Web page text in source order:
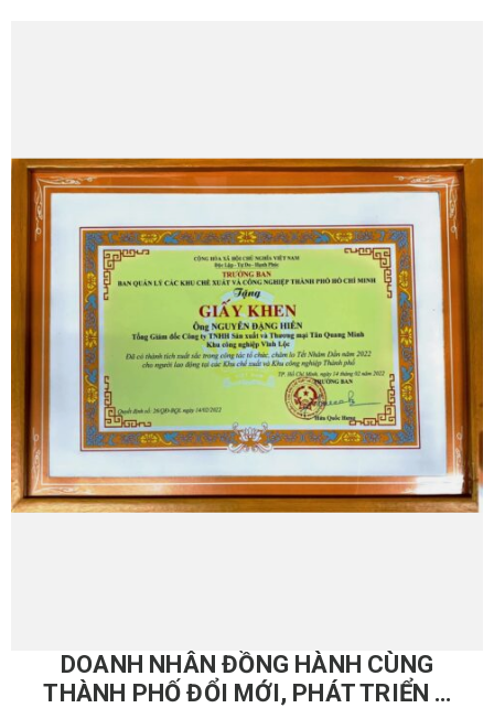
DOANH NHÂN ĐỒNG HÀNH CÙNG
THÀNH PHỐ ĐỔI MỚI, PHÁT TRIỂN –